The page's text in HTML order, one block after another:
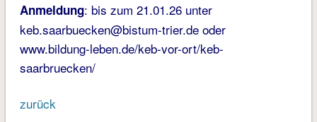
Anmeldung: bis zum 21.01.26 unter
keb.saarbuecken@bistum-trier.de oder
www.bildung-leben.de/keb-vor-ort/keb-
saarbruecken/
zurück